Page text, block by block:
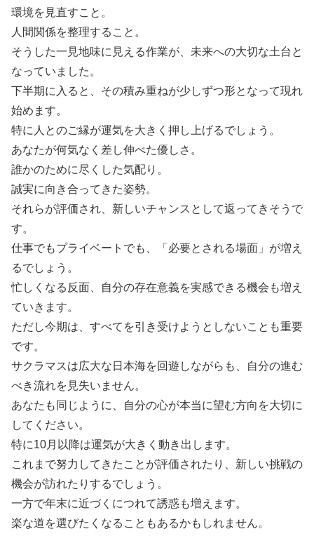
環境を見直すこと。
人間関係を整理すること。
そうした一見地味に見える作業が、未来への大切な土台と
なっていました。
下半期に入ると、その積み重ねが少しずつ形となって現れ
始めます。
特に人とのご縁が運気を大きく押し上げるでしょう。
あなたが何気なく差し伸べた優しさ。
誰かのために尽くした気配り。
誠実に向き合ってきた姿勢。
それらが評価され、新しいチャンスとして返ってきそうで
す。
仕事でもプライベートでも、「必要とされる場面」が増え
るでしょう。
忙しくなる反面、自分の存在意義を実感できる機会も増え
ていきます。
ただし今期は、すべてを引き受けようとしないことも重要
です。
サクラマスは広大な日本海を回遊しながらも、自分の進む
べき流れを見失いません。
あなたも同じように、自分の心が本当に望む方向を大切に
してください。
特に10月以降は運気が大きく動き出します。
これまで努力してきたことが評価されたり、新しい挑戦の
機会が訪れたりするでしょう。
一方で年末に近づくにつれて誘惑も増えます。
楽な道を選びたくなることもあるかもしれません。